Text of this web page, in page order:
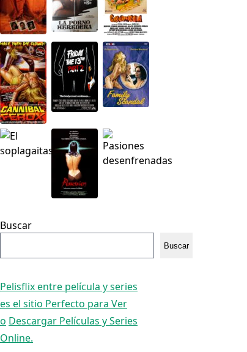
Buscar
Buscar
Pelisflix entre película y series
es el sitio Perfecto para Ver
o Descargar Películas y Series
Online.